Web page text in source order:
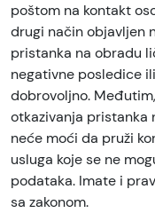
poštom na kontakt
drugi način objavljen
pristanka na obradu
negativne posledice
dobrovoljno.
otkazivanja pristanka
neće moći da pruži
usluga koje se ne
podataka. Imate i
sa zakonom.